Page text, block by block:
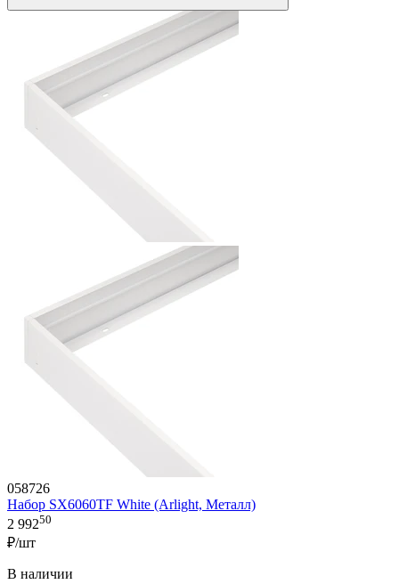
058726
Набор SX6060TF White (Arlight, Металл)
2 99250
₽/шт
В наличии